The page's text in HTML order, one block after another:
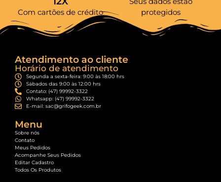
Com cartões de crédito
protegidos
Atendimento ao cliente
Horário de atendimento
Segunda a sexta-feira: 9:00 às 18:00 hrs
Sábados das 9:00 às 12:00 hrs
Contato: (47) 99992-3322
Whatsapp: (47) 99992-3322
E-mail: sac@grifogeek.com.br
Menu
Sobre nós
Contato
Meus Pedidos
Acompanhe Seus Pedidos
Editar Cadastro
Todos Os Produtos